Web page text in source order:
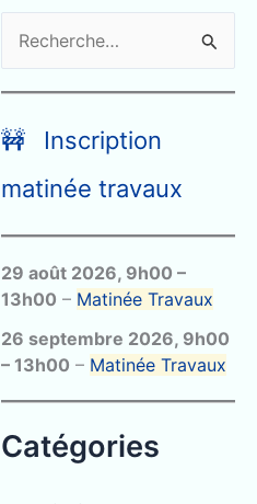
e
c
h
r
c
h
e
r
🚧 Inscription
matinée travaux
29 août 2026, 9h00 –
13h00 – Matinée Travaux
26 septembre 2026, 9h00
– 13h00 – Matinée Travaux
Catégories